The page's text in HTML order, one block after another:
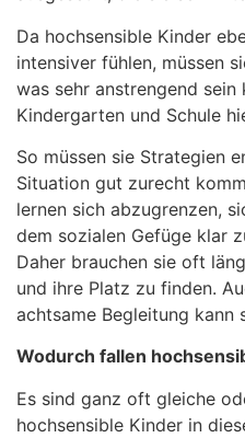
Da hochsensible Kinder
intensiver fühlen, müssen
was sehr anstrengend
Kindergarten und Schule
So müssen sie Strategien
Situation gut zurecht
lernen sich abzugrenzen,
dem sozialen Gefüge klar
Daher brauchen sie oft
und ihre Platz zu finden.
achtsame Begleitung kann
Wodurch fallen
Es sind ganz oft gleiche
hochsensible Kinder in